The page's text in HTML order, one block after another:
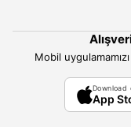
Mobil
Download
App